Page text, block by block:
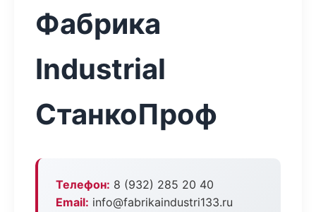
Фабрика
Industrial
СтанкоПроф
Телефон: 8 (932) 285 20 40
Email: info@fabrikaindustri133.ru